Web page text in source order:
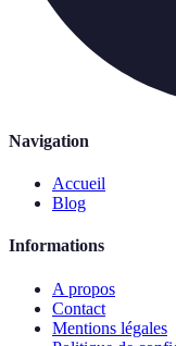
Navigation
Accueil
Blog
Informations
A propos
Contact
Mentions légales